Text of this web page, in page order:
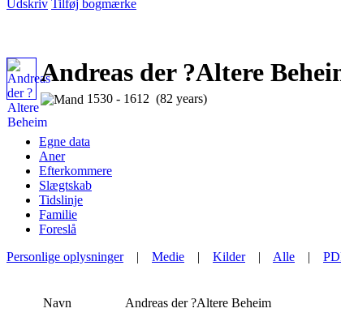
Udskriv Tilføj bogmærke
Andreas der ?Altere
1530 - 1612 (82 years)
Egne data
Aner
Efterkommere
Slægtskab
Tidslinje
Familie
Foreslå
Personlige oplysninger| Medie | Kilder| Alle |
Navn Andreas der ?Altere Beheim